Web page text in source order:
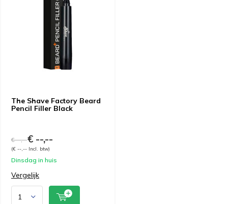
The Shave Factory Beard
Pencil Filler Black
€ --,--€ --,--
(€ --,-- Incl. btw)
Dinsdag in huis
Vergelijk